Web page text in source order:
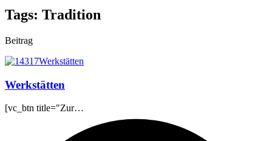
Tags: Tradition
Beitrag
Werkstätten
[vc_btn title="Zur…